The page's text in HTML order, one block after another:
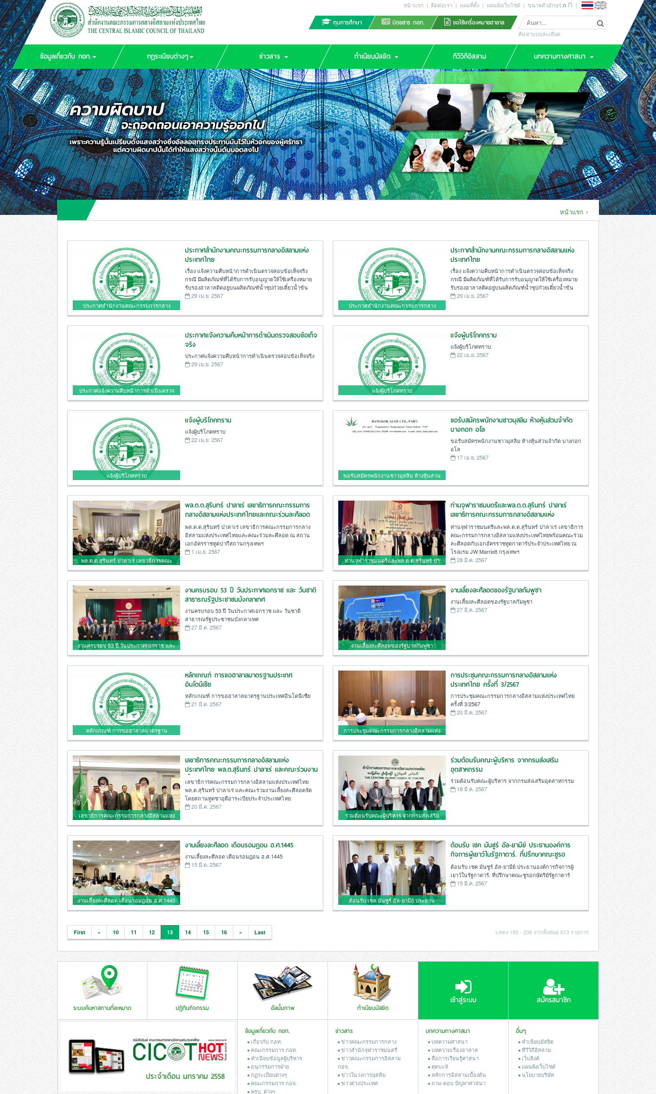
หน้าแรก | ติดต่อเรา | แผนที่ตั้ง | แผนผังเว็บไซต์ | ขนาดตัวอักษร ก ก |
ทุนการศึกษา นิตยสาร กอท. ขอใช้เครื่องหมายฮาลาล
ค้นหาแบบละเอียด
ข้อมูลเกี่ยวกับ กอท. กฏระเบียบต่างๆ ข่าวสาร ทำเนียบมัสยิด ทีวีวิถีอิสลาม บทความทางศาสนา
หน้าแรก
ประกาศสำนักงานคณะกรรมการกลาง
อิสลามแห่งประเทศไทย
ประกาศสำนักงานคณะกรรมการกลางอิสลามแห่ง
ประเทศไทย
เรื่อง แจ้งความคืบหน้าการดำเนินตรวจสอบข้อเท็จจริง
กรณี มีผลิตภัณฑ์ที่ได้รับการรับอนุญาตให้ใช้เครื่องหมาย
รับรองฮาลาลติดอยู่บนผลิตภัณฑ์น้ำซุปก๋วยเตี๋ยวน้ำข้น
29 เม.ย. 2567
ประกาศสำนักงานคณะกรรมการกลาง
อิสลามแห่งประเทศไทย
ประกาศสำนักงานคณะกรรมการกลางอิสลามแห่ง
ประเทศไทย
เรื่อง แจ้งความคืบหน้าการดำเนินตรวจสอบข้อเท็จจริง
กรณี มีผลิตภัณฑ์ที่ได้รับการรับอนุญาตให้ใช้เครื่องหมาย
รับรองฮาลาลติดอยู่บนผลิตภัณฑ์น้ำซุปก๋วยเตี๋ยวน้ำข้น
29 เม.ย. 2567
ประกาศแจ้งความคืบหน้าการดำเนินตรวจ
สอบข้อเท็จจริง
ประกาศแจ้งความคืบหน้าการดำเนินตรวจสอบข้อเท็จ
จริง
ประกาศแจ้งความคืบหน้าการดำเนินตรวจสอบข้อเท็จจริง
29 เม.ย. 2567
แจ้งผู้บริโภคทราบ
แจ้งผู้บริโภคทราบ
แจ้งผู้บริโภคทราบ
22 เม.ย. 2567
แจ้งผู้บริโภคทราบ
แจ้งผู้บริโภคทราบ
แจ้งผู้บริโภคทราบ
22 เม.ย. 2567
ขอรับสมัครพนักงานชาวมุสลิม ห้างหุ้นส่วน
จำกัด บางกอก อโล
ขอรับสมัครพนักงานชาวมุสลิม ห้างหุ้นส่วนจำกัด
บางกอก อโล
ขอรับสมัครพนักงานชาวมุสลิม ห้างหุ้นส่วนจำกัด บางกอก
อโล
17 เม.ย. 2567
พล.ต.ต.สุรินทร์ ปาลาเร่ เลขาธิการคณะ
กรรมการกลางอิสลามแห่งประเทศไทยและ
คณะร่วมละศีลอด ณ สถานเอกอัครราชทูต
ปากีสถานกรุงเทพฯ
พล.ต.ต.สุรินทร์ ปาลาเร่ เลขาธิการคณะกรรมการ
กลางอิสลามแห่งประเทศไทยและคณะร่วมละศีลอด
ณ สถานเอกอัครราชทูตปากีสถานกรุงเทพฯ
พล.ต.ต.สุรินทร์ ปาลาเร่ เลขาธิการคณะกรรมการกลาง
อิสลามแห่งประเทศไทยและคณะร่วมละศีลอด ณ สถาน
เอกอัครราชทูตปากีสถานกรุงเทพฯ
1 เม.ย. 2567
ท่านจุฬาราชมนตรีและพล.ต.ต.สุรินทร์ ปา
ลาเร่ เลขาธิการคณะกรรมการกลาง
อิสลามแห่งประเทศไทยพร้อมคณะร่วมละ
ศีลอดกับเอกอัครราชทูตกาตาร์ประจำ
ประเทศไทย ณ โรงแรม JW Marriott
กรุงเทพฯ
ท่านจุฬาราชมนตรีและพล.ต.ต.สุรินทร์ ปาลาเร่
เลขาธิการคณะกรรมการกลางอิสลามแห่ง
ประเทศไทยพร้อมคณะร่วมละศีลอดกับ
เอกอัครราชทูตกาตาร์ประจำประเทศไทย ณ
โรงแรม JW Marriott กรุงเทพฯ
ท่านจุฬาราชมนตรีและพล.ต.ต.สุรินทร์ ปาลาเร่ เลขาธิการ
คณะกรรมการกลางอิสลามแห่งประเทศไทยพร้อมคณะร่วม
ละศีลอดกับเอกอัครราชทูตกาตาร์ประจำประเทศไทย ณ
โรงแรม JW Marriott กรุงเทพฯ
28 มี.ค. 2567
งานครบรอบ 53 ปี วันประกาศเอกราช และ
วันชาติสาธารณรัฐประชาชนบังกลาเทศ
งานครบรอบ 53 ปี วันประกาศเอกราช และ วันชาติ
สาธารณรัฐประชาชนบังกลาเทศ
งานครบรอบ 53 ปี วันประกาศเอกราช และ วันชาติ
สาธารณรัฐประชาชนบังกลาเทศ
27 มี.ค. 2567
งานเลี้ยงละศีลอดของรัฐบาลกัมพูชา
งานเลี้ยงละศีลอดของรัฐบาลกัมพูชา
งานเลี้ยงละศีลอดของรัฐบาลกัมพูชา
27 มี.ค. 2567
หลักเกณฑ์ การขอฮาลาลมาตรฐาน
ประเทศอินโดนีเซีย
หลักเกณฑ์ การขอฮาลาลมาตรฐานประเทศ
อินโดนีเซีย
หลักเกณฑ์ การขอฮาลาลมาตรฐานประเทศอินโดนีเซีย
21 มี.ค. 2567
การประชุมคณะกรรมการกลางอิสลามแห่ง
ประเทศไทย ครั้งที่ 3/2567
การประชุมคณะกรรมการกลางอิสลามแห่ง
ประเทศไทย ครั้งที่ 3/2567
การประชุมคณะกรรมการกลางอิสลามแห่งประเทศไทย
ครั้งที่ 3/2567
20 มี.ค. 2567
เลขาธิการคณะกรรมการกลางอิสลามแห่ง
ประเทศไทย พล.ต.สุรินทร์ ปาลาเร่ และ
คณะร่วมงานเลี้ยงละศีลอดจัดโดยสถานทูต
ซาอุดีอาระเบียประจำประเทศไทย
เลขาธิการคณะกรรมการกลางอิสลามแห่ง
ประเทศไทย พล.ต.สุรินทร์ ปาลาเร่ และคณะร่วมงาน
เลี้ยงละศีลอดจัดโดยสถานทูตซาอุดีอาระเบียประจำ
ประเทศไทย
เลขาธิการคณะกรรมการกลางอิสลามแห่งประเทศไทย
พล.ต.สุรินทร์ ปาลาเร่ และคณะร่วมงานเลี้ยงละศีลอดจัด
โดยสถานทูตซาอุดีอาระเบียประจำประเทศไทย
20 มี.ค. 2567
ร่วมต้อนรับคณะผู้บริหาร จากกรมส่งเสริม
อุตสาหกรรม
ร่วมต้อนรับคณะผู้บริหาร จากกรมส่งเสริม
อุตสาหกรรม
ร่วมต้อนรับคณะผู้บริหาร จากกรมส่งเสริมอุตสาหกรรม
18 มี.ค. 2567
งานเลี้ยงละศีลอด เดือนรอมฎอน ฮ.ศ.1445
งานเลี้ยงละศีลอด เดือนรอมฎอน ฮ.ศ.1445
งานเลี้ยงละศีลอด เดือนรอมฎอน ฮ.ศ.1445
15 มี.ค. 2567
ต้อนรับ เชค มันซูร์ อัล-ยามีย์ ประธาน
องค์การกิจการผู้เยาว์ในรัฐกาตาร์. ที่
ต้อนรับ เชค มันซูร์ อัล-ยามีย์ ประธานองค์การ
กิจการผู้เยาว์ในรัฐกาตาร์. ที่ปรึกษาคณะชูรอ
กษัตริย์รัฐกาตาร์
ต้อนรับ เชค มันซูร์ อัล-ยามีย์ ประธานองค์การกิจการผู้
เยาว์ในรัฐกาตาร์. ที่ปรึกษาคณะชูรอกษัตริย์รัฐกาตาร์
15 มี.ค. 2567
First « 10 11 12 13 14 15 16 » Last แสดง 193 - 208 จากทั้งหมด 613 รายการ
ระบบค้นหาสถานที่ละหมาด ปฏิทินกิจกรรม อัลบั้มภาพ ทำเนียบมัสยิด
เข้าสู่ระบบ สมัครสมาชิก
ประจำเดือน มกราคม 2558
ข้อมูลเกี่ยวกับ กอท.
เกี่ยวกับ กอท.
คณะกรรมการ กอท.
ทำเนียบข้อมูลผู้บริหาร
อนุกรรมการฝ่าย
กฏระเบียบต่างๆ
คณะกรรมการ กอจ.
พรบ. ต่างๆ
ข่าวสาร
ข่าวคณะกรรมการกลาง
ข่าวสํานักจุฬาราชมนตรี
ข่าวคณะกรรมการอิสลาม
กอจ.
ข่าวในวงการมุสลิม
ข่าวต่างประเทศ
บทความทางศาสนา
บทความศาสนา
บทความเรื่องฮาลาล
สื่อการเรียนรู้ศาสนา
คุตบะห์
หลักการอิสลามเบื้องต้น
ถาม-ตอบ ปัญหาศาสนา
อื่นๆ
ทำเนียบมัสยิด
ทีวีวิถีอิสลาม
เว็บลิงค์
แผนผังเว็บไซต์
นโยบายบริษัท